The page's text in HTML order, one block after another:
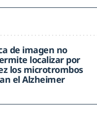
de imagen no
localizar por
los microtrombos
el Alzheimer